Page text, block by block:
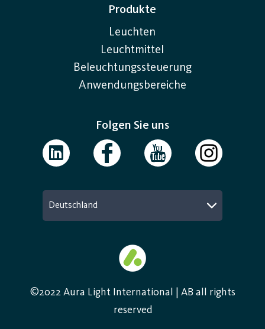
Produkte
Leuchten
Leuchtmittel
Beleuchtungssteuerung
Anwendungsbereiche
Folgen Sie uns
Deutschland
©2022 Aura Light International | AB all rights
reserved